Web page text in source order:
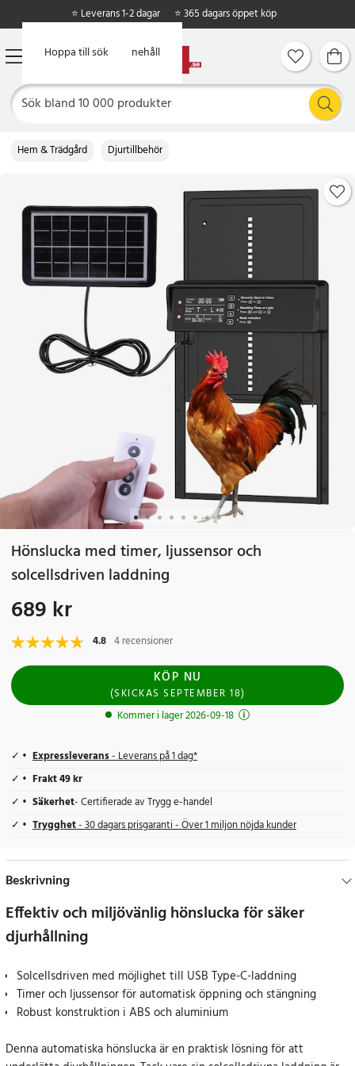
Hoppa till huvudinnehåll
Hoppa till sök
⭐ Leverans 1-2 dagar ⭐ 365 dagars öppet köp
Hem & Trädgård Djurtillbehör
Hönslucka med timer, ljussensor och
solcellsdriven laddning
Pris:689 kr
689 kr
4.8 4 recensioner
KÖP NU
(SKICKAS SEPTEMBER 18)
Kommer i lager 2026-09-18
Expressleverans- Leverans på 1 dag*
Frakt 49 kr
Säkerhet- Certifierade av Trygg e-handel
Trygghet- 30 dagars prisgaranti - Över 1 miljon nöjda kunder
Beskrivning
Effektiv och miljövänlig hönslucka för säker
djurhållning
Solcellsdriven med möjlighet till USB Type-C-laddning
Timer och ljussensor för automatisk öppning och stängning
Robust konstruktion i ABS och aluminium
Denna automatiska hönslucka är en praktisk lösning för att